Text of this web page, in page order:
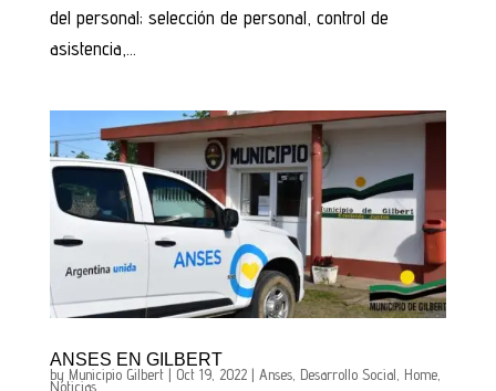
del personal; selección de personal, control de
asistencia,...
ANSES EN GILBERT
by Municipio Gilbert| Oct 19, 2022| Anses, Desarrollo Social, Home,
Noticias